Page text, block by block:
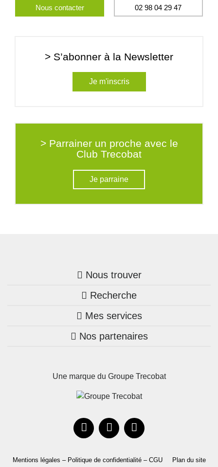
Nous contacter 02 98 04 29 47
> S’abonner à la Newsletter
Je m'inscris
> Parrainer un proche avec le
Club Trecobat
Je parraine
Nous trouver
Trouver une agence
Bretagne
Pays de la Loire
Occitanie
Recherche
Nos annonces
Maison + terrain
Mes services
Mon compte Trecobois
Parrainez un proche!
Nos partenaires
Une marque du Groupe Trecobat
Mentions légales – Politique de confidentialité – CGU Plan du site